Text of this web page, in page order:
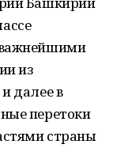
важнейшими
из
далее в
перетоки
страны